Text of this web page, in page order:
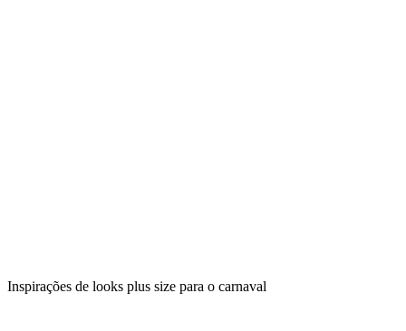
Inspirações de looks plus size para o carnaval